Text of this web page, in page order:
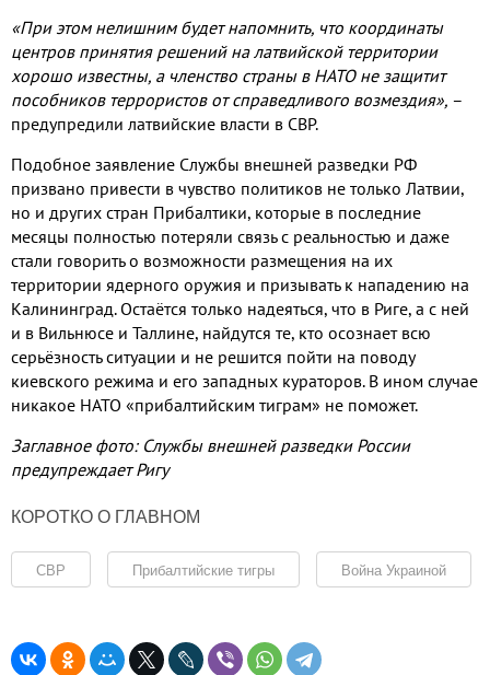
«При этом нелишним будет напомнить, что координаты
центров принятия решений на латвийской территории
хорошо известны, а членство страны в НАТО не защитит
пособников террористов от справедливого возмездия», –
предупредили латвийские власти в СВР.
Подобное заявление Службы внешней разведки РФ
призвано привести в чувство политиков не только Латвии,
но и других стран Прибалтики, которые в последние
месяцы полностью потеряли связь с реальностью и даже
стали говорить о возможности размещения на их
территории ядерного оружия и призывать к нападению на
Калининград.Остаётся только надеяться, что в Риге, а с ней
и в Вильнюсе и Таллине, найдутся те, кто осознает всю
серьёзность ситуации и не решится пойти на поводу
киевского режима и его западных кураторов. В ином случае
никакое НАТО «прибалтийским тиграм» не поможет.
Заглавное фото: Службы внешней разведки России
предупреждает Ригу
КОРОТКО О ГЛАВНОМ
СВР Прибалтийские тигры Война Украиной